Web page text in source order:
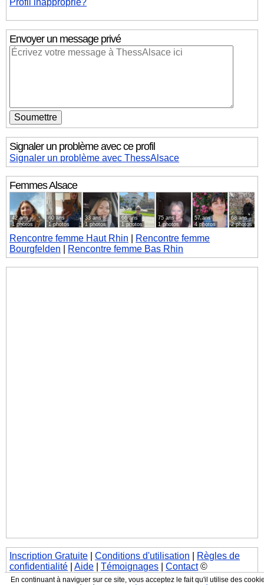
En continuant à naviguer sur ce site, vous acceptez le fait qu'il utilise des
Profil inapproprié?
Envoyer un message privé
Signaler un problème avec ce profil
Signaler un problème avec ThessAlsace
FemmesAlsace
42 ans
1 photos
60 ans
1 photos
33 ans
1 photos
66 ans
1 photos
75 ans
1 photos
57 ans
4 photos
68 ans
2 photos
Rencontre femme Haut Rhin
Rencontre femme
Bourgfelden
Rencontre femme Bas Rhin
Inscription Gratuite |Conditions d'utilisation
Règles de
confidentialité |Aide |Témoignages |Contact©
JeContacte.com, Tous droits réservés